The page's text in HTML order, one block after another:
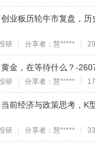
业板历轮牛市复盘，历
研 分享者：慧*****
金，在等待什么？-
研 分享者：慧*****
前经济与政策思考，K
研 分享者：慧*****